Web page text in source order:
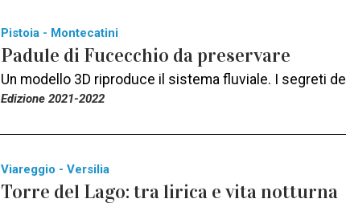
Pistoia - Montecatini
Padule di Fucecchio da preservare
Un modello 3D riproduce il sistema fluviale. I segreti
Edizione 2021-2022
Viareggio - Versilia
Torre del Lago: tra lirica e vita notturna